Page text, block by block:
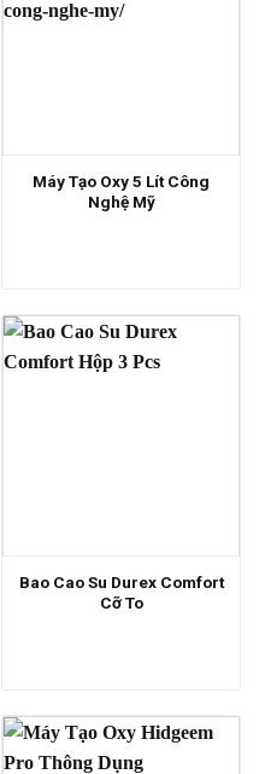
Máy Tạo Oxy 5 Lít Công
Nghệ Mỹ
Bao Cao Su Durex Comfort
Cỡ To